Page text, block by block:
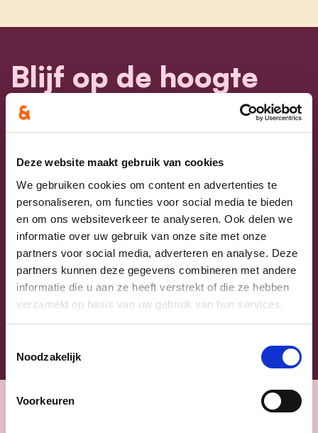
Deze website maakt gebruik van cookies
We gebruiken cookies om content en advertenties te
personaliseren, om functies voor social media te bieden
en om ons websiteverkeer te analyseren. Ook delen we
informatie over uw gebruik van onze site met onze
partners voor social media, adverteren en analyse. Deze
partners kunnen deze gegevens combineren met andere
informatie die u aan ze heeft verstrekt of die ze hebben
verzameld op basis van uw gebruik van hun services.
Noodzakelijk
Voorkeuren
Blijf op de hoogte
Laat hier je e-mailadres achter en ontvang
onze nieuwsbrief.
E-mailadres
Postcode
Ja, ik aanvaard de privacyvoorwaarden.
Klik om de privacyvoorwaarden te raadplegen